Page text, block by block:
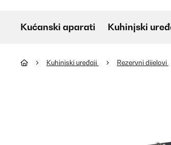
Kućanski aparati Kuhinjski
Kuhinjski uređaji Rezervni dijelovi